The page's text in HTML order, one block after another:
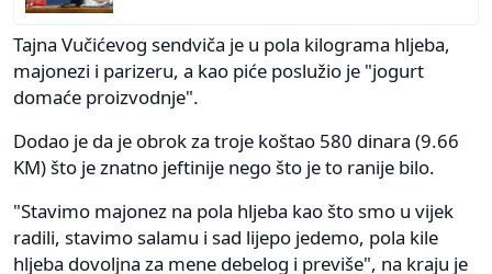
Tajna Vučićevog sendviča je u pola kilograma hljeba,
majonezi i parizeru, a kao piće poslužio je "jogurt
domaće proizvodnje".
Dodao je da je obrok za troje koštao 580 dinara (9.66
KM) što je znatno jeftinije nego što je to ranije bilo.
"Stavimo majonez na pola hljeba kao što smo u vijek
radili, stavimo salamu i sad lijepo jedemo, pola kile
hljeba dovoljna za mene debelog i previše", na kraju je